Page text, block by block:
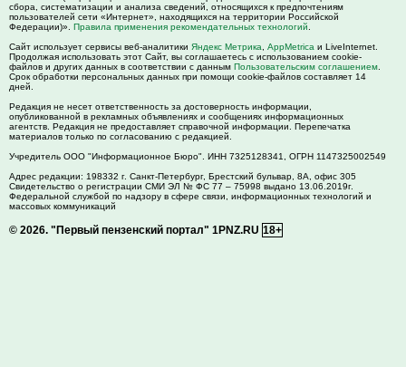
сбора, систематизации и анализа сведений, относящихся к предпочтениям
пользователей сети «Интернет», находящихся на территории Российской
Федерации)». Правила применения рекомендательных технологий
Сайт использует сервисы веб-аналитики Яндекс Метрика AppMetrica и LiveInternet.
Продолжая использовать этот Сайт, вы соглашаетесь с использованием cookie-
файлов и других данных в соответствии с данным Пользовательским соглашением
Срок обработки персональных данных при помощи cookie-файлов составляет 14
дней.
Редакция не несет ответственность за достоверность информации,
опубликованной в рекламных объявлениях и сообщениях информационных
агентств. Редакция не предоставляет справочной информации. Перепечатка
материалов только по согласованию с редакцией.
Учредитель ООО "Информационное Бюро". ИНН 7325128341, ОГРН 1147325002549
Адрес редакции: 198332 г. Санкт-Петербург, Брестский бульвар, 8А, офис 305
Свидетельство о регистрации СМИ ЭЛ № ФС 77 – 75998 выдано 13.06.2019г.
Федеральной службой по надзору в сфере связи, информационных технологий и
массовых коммуникаций
© 2026. "Первый пензенский портал" 1PNZ.RU 18+